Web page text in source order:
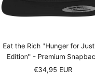
Eat the Rich "Hunger for
Edition" - Premium
Sale
€34,95 EUR